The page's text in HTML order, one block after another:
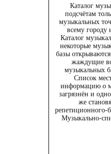
Каталог
подсчётам
музыкальных
всему городу
Каталог
некоторые
базы
жаждущие
музыкальных
Список
информацию о
загрязнён и
же
репетиционного-
Музыкально-